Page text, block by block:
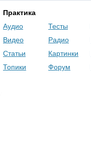
Практика
Аудио
Видео
Статьи
Топики
Тесты
Радио
Картинки
Форум